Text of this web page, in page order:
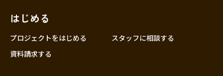
はじめる
プロジェクトをはじめる
スタッフに相談する
資料請求する